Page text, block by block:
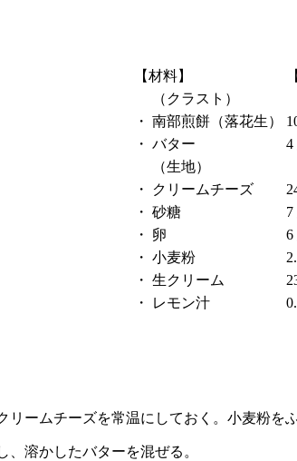
【材料】
（クラスト）
・ 南部煎餅（落花生）
・ バター
4
（生地）
・
クリームチーズ
・ 砂糖
7
・
卵
6
・ 小麦粉
・ 生クリーム
・
レモン汁
リームチーズを常温にしておく。小麦粉を
溶かしたバターを混ぜる。